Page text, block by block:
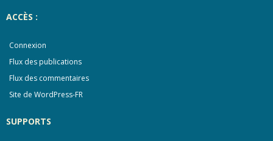
o
k
ACCÈS :
Connexion
Flux des publications
Flux des commentaires
Site de WordPress-FR
SUPPORTS